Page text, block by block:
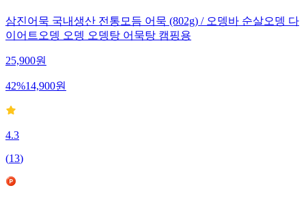
삼진어묵 국내생산 전통모듬 어묵 (802g) / 오뎅바 순살오뎅 다
이어트오뎅 오뎅 오뎅탕 어묵탕 캠핑용
25,900원
42%14,900원
4.3
(13)